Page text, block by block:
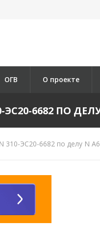
ОГВ О проекте
6682 ПО ДЕЛУ
ЭС20-6682 по делу N